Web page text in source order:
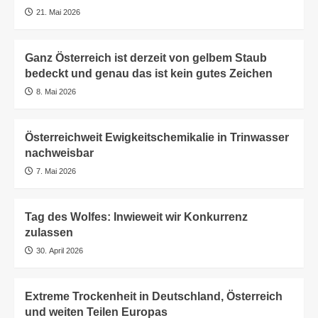
21. Mai 2026
Ganz Österreich ist derzeit von gelbem Staub
bedeckt und genau das ist kein gutes Zeichen
8. Mai 2026
Österreichweit Ewigkeitschemikalie in Trinwasser
nachweisbar
7. Mai 2026
Tag des Wolfes: Inwieweit wir Konkurrenz
zulassen
30. April 2026
Extreme Trockenheit in Deutschland, Österreich
und weiten Teilen Europas